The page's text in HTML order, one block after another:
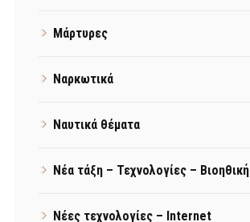
Μάρτυρες
Ναρκωτικά
Ναυτικά θέματα
Νέα τάξη – Τεχνολογίες – Βιοηθική
Νέες τεχνολογίες – Internet